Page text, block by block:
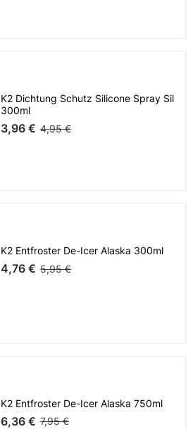
K2 Dichtung Schutz Silicone Spray Sil
300ml
3,96 € 4,95 €
K2 Entfroster De-Icer Alaska 300ml
4,76 € 5,95 €
K2 Entfroster De-Icer Alaska 750ml
6,36 € 7,95 €